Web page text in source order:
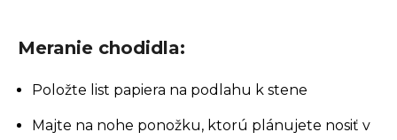
Meranie chodidla:
Položte list papiera na podlahu k stene
Majte na nohe ponožku, ktorú plánujete nosiť v